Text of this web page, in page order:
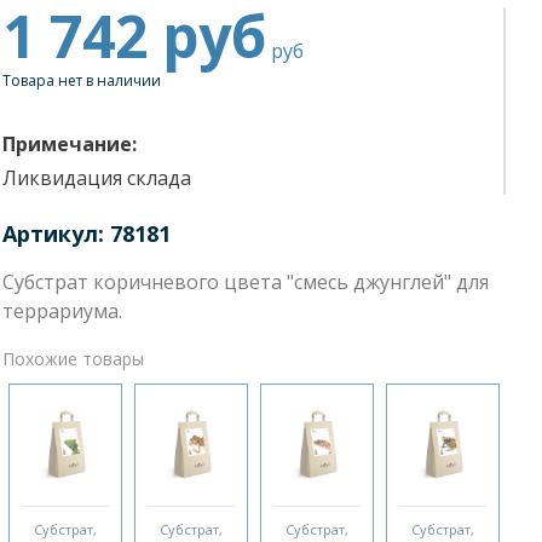
1 742 руб руб
Товара нет в наличии
Примечание:
Ликвидация склада
Артикул: 78181
Субстрат коричневого цвета "cмесь джунглей" для
террариума.
Похожие товары
Субстрат,
Субстрат,
Субстрат,
Субстрат,